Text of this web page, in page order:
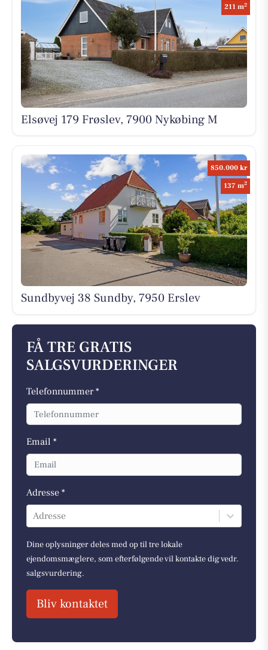
211 m2
Elsøvej 179 Frøslev, 7900 Nykøbing M
850.000 kr
137 m2
Sundbyvej 38 Sundby, 7950 Erslev
FÅ TRE GRATIS
SALGSVURDERINGER
Telefonnummer *
Email *
Adresse *
Adresse
Dine oplysninger deles med op til tre lokale
ejendomsmæglere, som efterfølgende vil kontakte dig vedr.
salgsvurdering.
Bliv kontaktet